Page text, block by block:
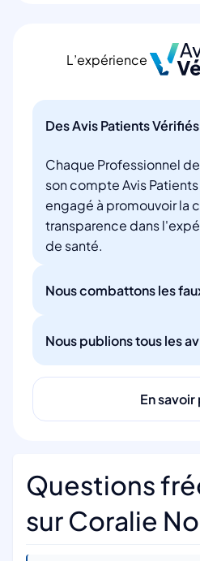
L’expérience
Des Avis Patients Vérifiés
Chaque Professionnel
son compte Avis
engagé à promouvoir la
transparence dans
de santé.
Nous combattons les
Nous publions tous les
En savoir
Questions
sur Coralie